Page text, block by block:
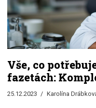
Vše, co
fazetách:
25.12.2023 Karolína